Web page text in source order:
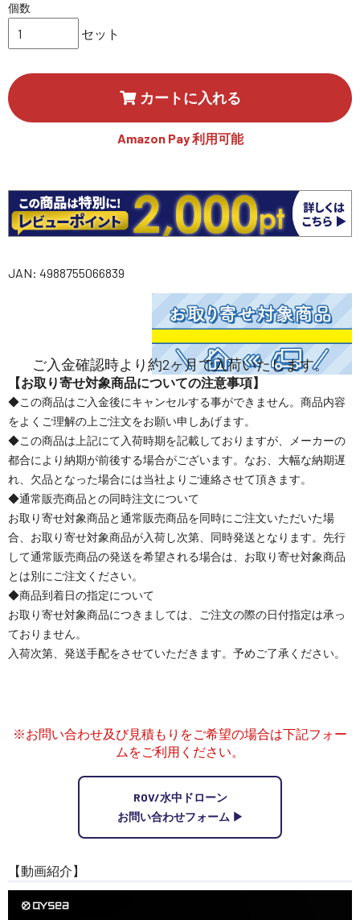
SEKIDO
コーポレートサイト
個数
セット
カートに入れる
Amazon Pay 利用可能
JAN: 4988755066839
ご入金確認時より約2ヶ月で入荷いたします。
【お取り寄せ対象商品についての注意事項】
◆この商品はご入金後にキャンセルする事ができません。商品内容
をよくご理解の上ご注文をお願い申しあげます。
◆この商品は上記にて入荷時期を記載しておりますが、メーカーの
都合により納期が前後する場合がございます。なお、大幅な納期遅
れ、欠品となった場合には当社よりご連絡させて頂きます。
◆通常販売商品との同時注文について
お取り寄せ対象商品と通常販売商品を同時にご注文いただいた場
合、お取り寄せ対象商品が入荷し次第、同時発送となります。先行
して通常販売商品の発送を希望される場合は、お取り寄せ対象商品
とは別にご注文ください。
◆商品到着日の指定について
お取り寄せ対象商品につきましては、ご注文の際の日付指定は承っ
ておりません。
入荷次第、発送手配をさせていただきます。予めご了承ください。
※お問い合わせ及び見積もりをご希望の場合は下記フォー
ムをご利用ください。
ROV/水中ドローン
お問い合わせフォーム ▶︎
【動画紹介】